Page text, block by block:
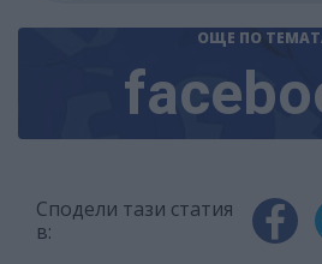
ОЩЕ ПО
Сподели тази статия
в: